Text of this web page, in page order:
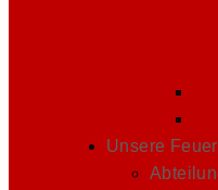
Unsere